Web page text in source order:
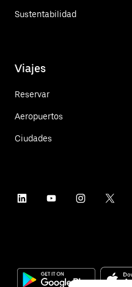
Sustentabilidad
Viajes
Reservar
Aeropuertos
Ciudades